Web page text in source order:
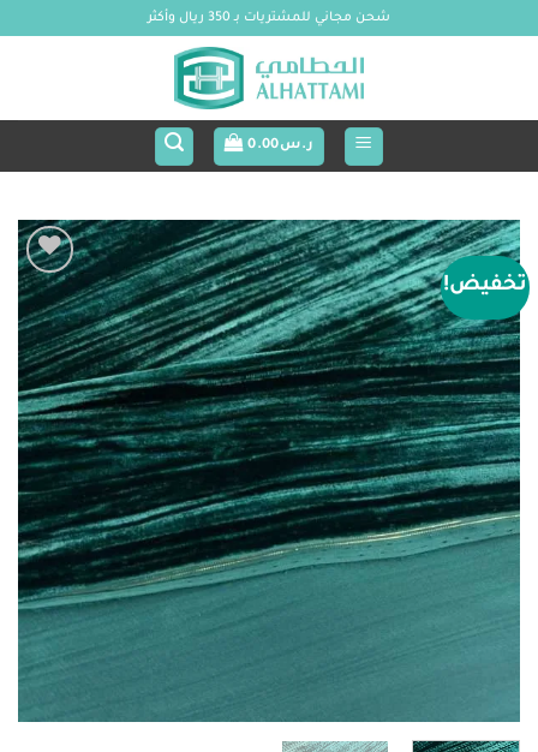
شحن مجاني للمشتريات بـ 350 ريال وأكثر
ر.س0.00
تخفيض!
Add to
wishlist